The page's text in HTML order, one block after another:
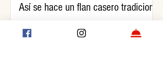
Así se hace un flan casero tradicional